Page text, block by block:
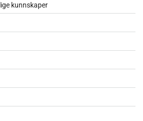
kunnskaper